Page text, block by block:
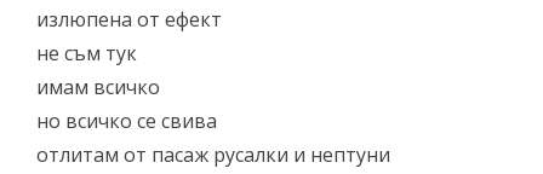
излюпена от ефект
не съм тук
имам всичко
но всичко се свива
отлитам от пасаж русалки и нептуни